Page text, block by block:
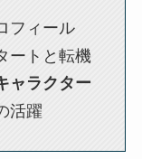
フィール
ートと転機
ャラクター
活躍